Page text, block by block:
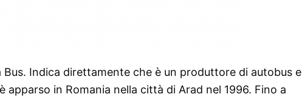
Indica direttamente che è un produttore di autobus e
in Romania nella città di Arad nel 1996. Fino a